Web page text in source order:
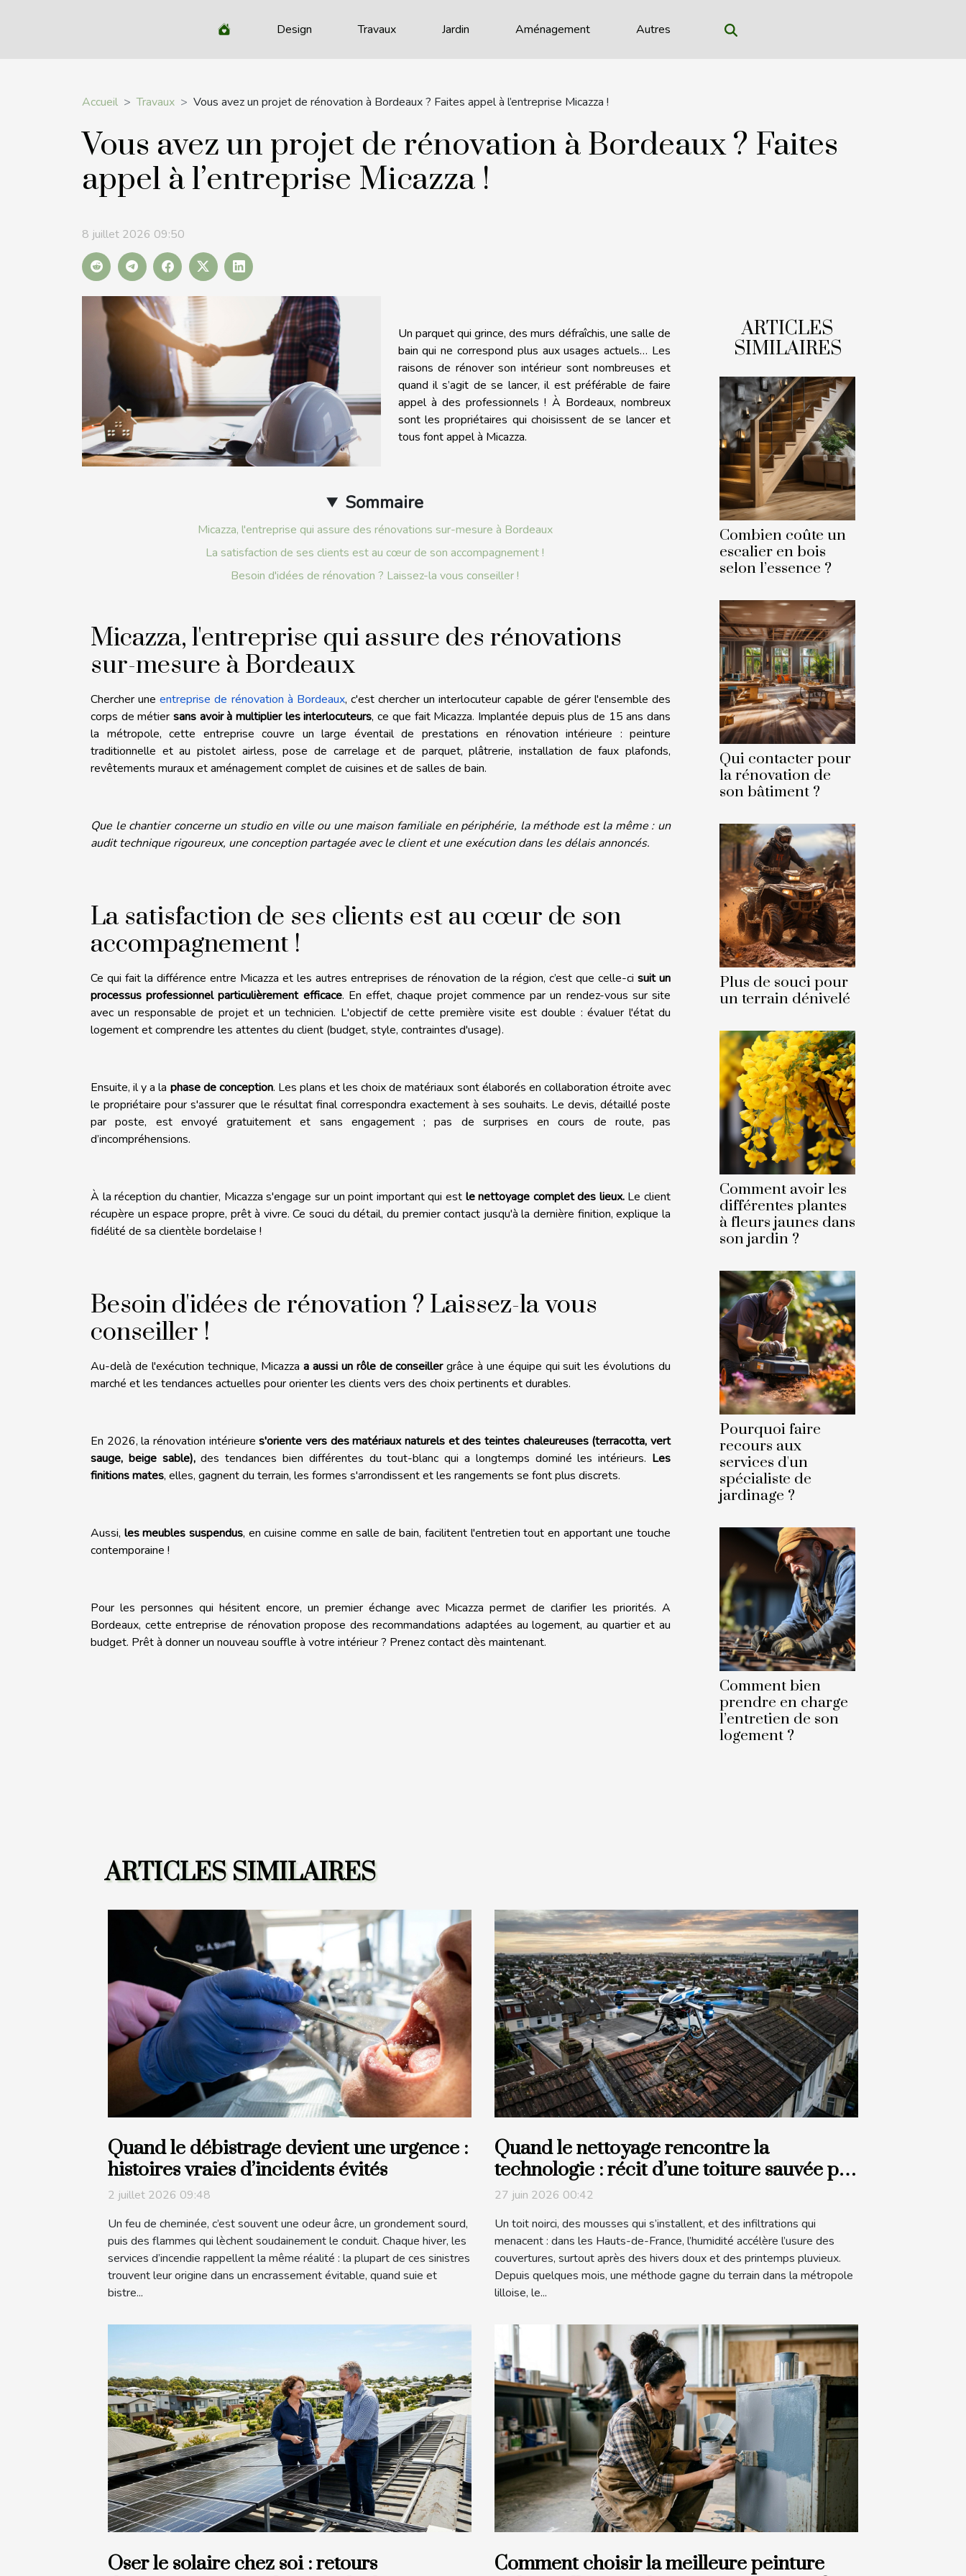
Design Travaux Jardin Aménagement Autres
Accueil Travaux Vous avez un projet de rénovation à Bordeaux ? Faites appel à l’entreprise Micazza !
Vous avez un projet de rénovation à Bordeaux ? Faites
appel à l’entreprise Micazza !
8 juillet 2026 09:50
Sommaire
Micazza, l'entreprise qui assure des rénovations sur-mesure à Bordeaux
La satisfaction de ses clients est au cœur de son accompagnement !
Besoin d'idées de rénovation ? Laissez-la vous conseiller !
Un parquet qui grince, des murs défraîchis, une salle de
bain qui ne correspond plus aux usages actuels… Les
raisons de rénover son intérieur sont nombreuses et
quand il s’agit de se lancer, il est préférable de faire
appel à des professionnels ! À Bordeaux, nombreux
sont les propriétaires qui choisissent de se lancer et
tous font appel à Micazza.
Micazza, l'entreprise qui assure des rénovations
sur-mesure à Bordeaux
Chercher uneentreprise de rénovation à Bordeaux, c'est chercher un interlocuteur capable de gérer l'ensemble des
corps de métiersans avoir à multiplier les interlocuteurs, ce que fait Micazza. Implantée depuis plus de 15 ans dans
la métropole, cette entreprise couvre un large éventail de prestations en rénovation intérieure : peinture
traditionnelle et au pistolet airless, pose de carrelage et de parquet, plâtrerie, installation de faux plafonds,
revêtements muraux et aménagement complet de cuisines et de salles de bain.
Que le chantier concerne un studio en ville ou une maison familiale en périphérie, la méthode est la même : un
audit technique rigoureux, une conception partagée avec le client et une exécution dans les délais annoncés.
La satisfaction de ses clients est au cœur de son
accompagnement !
Ce qui fait la différence entre Micazza et les autres entreprises de rénovation de la région, c’est que celle-ci suit un
processus professionnel particulièrement efficace. En effet, chaque projet commence par un rendez-vous sur site
avec un responsable de projet et un technicien. L'objectif de cette première visite est double : évaluer l'état du
logement et comprendre les attentes du client (budget, style, contraintes d'usage).
Ensuite, il y a la phase de conception. Les plans et les choix de matériaux sont élaborés en collaboration étroite avec
le propriétaire pour s'assurer que le résultat final correspondra exactement à ses souhaits. Le devis, détaillé poste
par poste, est envoyé gratuitement et sans engagement ; pas de surprises en cours de route, pas
d’incompréhensions.
À la réception du chantier, Micazza s'engage sur un point important qui est le nettoyage complet des lieux.Le client
récupère un espace propre, prêt à vivre. Ce souci du détail, du premier contact jusqu'à la dernière finition, explique la
fidélité de sa clientèle bordelaise !
Besoin d'idées de rénovation ? Laissez-la vous
conseiller !
Au-delà de l'exécution technique, Micazzaa aussi un rôle de conseillergrâce à une équipe qui suit les évolutions du
marché et les tendances actuelles pour orienter les clients vers des choix pertinents et durables.
En 2026, la rénovation intérieures'oriente vers des matériaux naturels et des teintes chaleureuses (terracotta, vert
sauge, beige sable),des tendances bien différentes du tout-blanc qui a longtemps dominé les intérieurs. Les
finitions mates, elles, gagnent du terrain, les formes s'arrondissent et les rangements se font plus discrets.
Aussi, les meubles suspendus, en cuisine comme en salle de bain, facilitent l'entretien tout en apportant une touche
contemporaine !
Pour les personnes qui hésitent encore, un premier échange avec Micazza permet de clarifier les priorités. A
Bordeaux, cette entreprise de rénovation propose des recommandations adaptées au logement, au quartier et au
budget. Prêt à donner un nouveau souffle à votre intérieur ? Prenez contact dès maintenant.
ARTICLES
SIMILAIRES
Combien coûte un
escalier en bois
selon l’essence ?
Qui contacter pour
la rénovation de
son bâtiment ?
Plus de souci pour
un terrain dénivelé
Comment avoir les
différentes plantes
à fleurs jaunes dans
son jardin ?
Pourquoi faire
recours aux
services d'un
spécialiste de
jardinage ?
Comment bien
prendre en charge
l’entretien de son
logement ?
ARTICLES SIMILAIRES
Quand le débistrage devient une urgence :
histoires vraies d’incidents évités
2 juillet 2026 09:48
Un feu de cheminée, c’est souvent une odeur âcre, un grondement sourd,
puis des flammes qui lèchent soudainement le conduit. Chaque hiver, les
services d’incendie rappellent la même réalité : la plupart de ces sinistres
trouvent leur origine dans un encrassement évitable, quand suie et
bistre...
Quand le nettoyage rencontre la
technologie : récit d’une toiture sauvée par
drone
27 juin 2026 00:42
Un toit noirci, des mousses qui s’installent, et des infiltrations qui
menacent : dans les Hauts-de-France, l’humidité accélère l’usure des
couvertures, surtout après des hivers doux et des printemps pluvieux.
Depuis quelques mois, une méthode gagne du terrain dans la métropole
lilloise, le...
Oser le solaire chez soi : retours
Comment choisir la meilleure peinture